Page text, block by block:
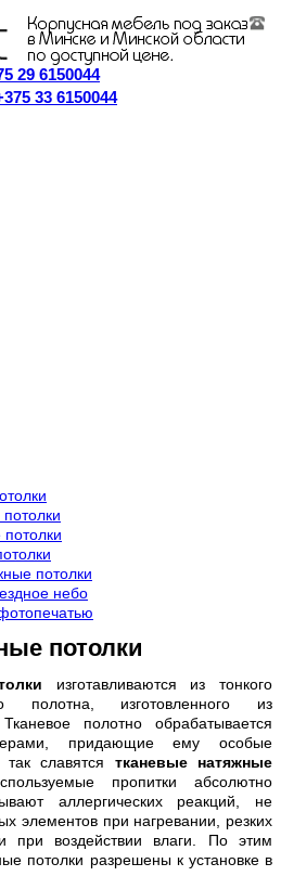
29 6150044
33 6150044
потолки
небо
потолки
изготавливаются из тонкого
полотна, изготовленного из
полотно обрабатывается
придающие ему особые
так славятся тканевые натяжные
пропитки абсолютно
аллергических реакций, не
элементов при нагревании, резких
при воздействии влаги. По этим
потолки разрешены к установке в